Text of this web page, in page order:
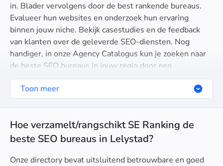
in. Blader vervolgens door de best rankende bureaus.
Evalueer hun websites en onderzoek hun ervaring
binnen jouw niche. Bekijk casestudies en de feedback
van klanten over de geleverde SEO-diensten. Nog
handiger, in onze Agency Catalogus kun je zoeken naar
de beste SEO bureaus in jouw regio door een
geografische locatie op te geven.
Toon meer
Hoe verzamelt/rangschikt SE Ranking de
beste SEO bureaus in Lelystad?
Onze directory bevat uitsluitend betrouwbare en goed